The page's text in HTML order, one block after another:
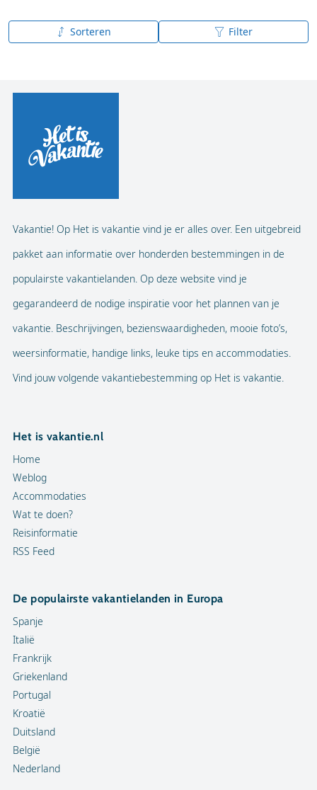
Sorteren Filter
Publicatiedatum (nieuw - oud)
Z tot A
Vakantie! Op Het is vakantie vind je er alles over. Een uitgebreid
pakket aan informatie over honderden bestemmingen in de
populairste vakantielanden. Op deze website vind je
gegarandeerd de nodige inspiratie voor het plannen van je
vakantie. Beschrijvingen, bezienswaardigheden, mooie foto’s,
weersinformatie, handige links, leuke tips en accommodaties.
Vind jouw volgende vakantiebestemming op Het is vakantie.
Het is vakantie.nl
Home
Weblog
Accommodaties
Wat te doen?
Reisinformatie
RSS Feed
De populairste vakantielanden in Europa
Spanje
Italië
Frankrijk
Griekenland
Portugal
Kroatië
Duitsland
België
Nederland